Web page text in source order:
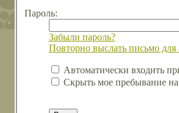
Пароль:
Забыли пароль?
Повторно выслать письмо для
Автоматически входить
Скрыть мое пребывание на